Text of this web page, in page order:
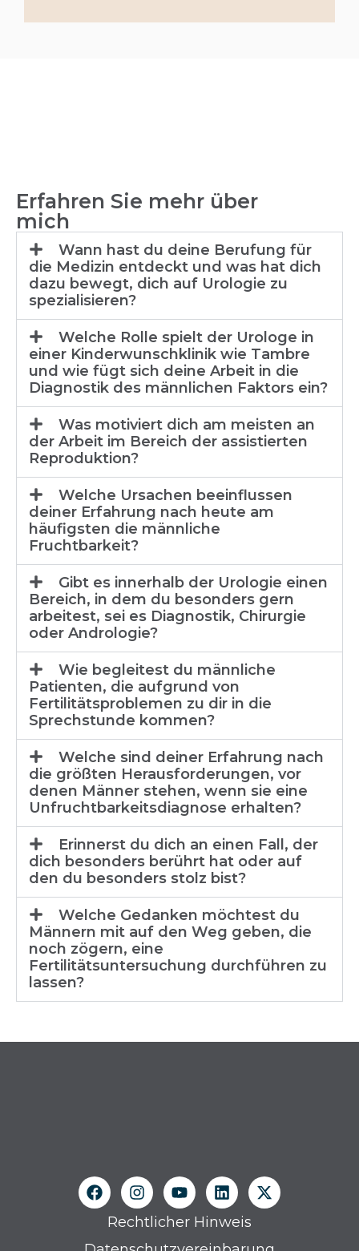
Erfahren Sie mehr über
mich
Wann hast du deine Berufung für
die Medizin entdeckt und was hat dich
dazu bewegt, dich auf Urologie zu
spezialisieren?
Welche Rolle spielt der Urologe in
einer Kinderwunschklinik wie Tambre
und wie fügt sich deine Arbeit in die
Diagnostik des männlichen Faktors ein?
Was motiviert dich am meisten an
der Arbeit im Bereich der assistierten
Reproduktion?
Welche Ursachen beeinflussen
deiner Erfahrung nach heute am
häufigsten die männliche
Fruchtbarkeit?
Gibt es innerhalb der Urologie einen
Bereich, in dem du besonders gern
arbeitest, sei es Diagnostik, Chirurgie
oder Andrologie?
Wie begleitest du männliche
Patienten, die aufgrund von
Fertilitätsproblemen zu dir in die
Sprechstunde kommen?
Welche sind deiner Erfahrung nach
die größten Herausforderungen, vor
denen Männer stehen, wenn sie eine
Unfruchtbarkeitsdiagnose erhalten?
Erinnerst du dich an einen Fall, der
dich besonders berührt hat oder auf
den du besonders stolz bist?
Welche Gedanken möchtest du
Männern mit auf den Weg geben, die
noch zögern, eine
Fertilitätsuntersuchung durchführen zu
lassen?
Rechtlicher Hinweis